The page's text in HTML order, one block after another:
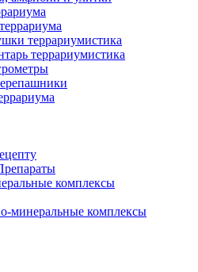
террариумистика
террариумистика
комплексы
минеральные комплексы